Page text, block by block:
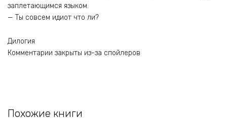
заплетающимся языком.
— Ты совсем идиот что ли?
Дилогия
Комментарии закрыты из-за спойлеров
Похожие книги